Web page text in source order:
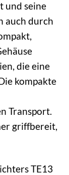
und seine
auch durch
die eine
kompakte
Transport.
griffbereit,
TE13